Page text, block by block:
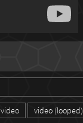
video
video (looped)